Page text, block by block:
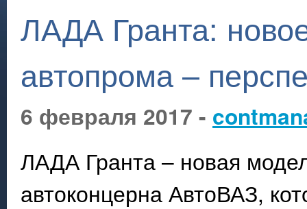
ЛАДА Гранта:
автопрома –
6 февраля 2017 -
ЛАДА Гранта – новая
автоконцерна АвтоВАЗ,